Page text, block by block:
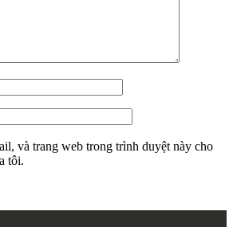
và trang web trong trình duyệt này cho
tôi.